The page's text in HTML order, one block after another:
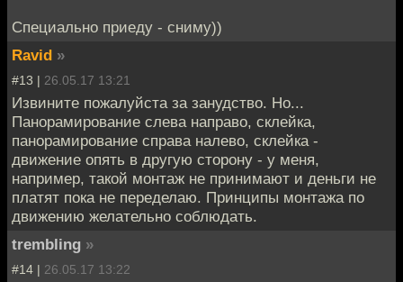
Специально приеду - сниму))
Ravid »
#13 | 26.05.17 13:21
Извините пожалуйста за занудство. Но...
Панорамирование слева направо, склейка,
панорамирование справа налево, склейка -
движение опять в другую сторону - у меня,
например, такой монтаж не принимают и деньги не
платят пока не переделаю. Принципы монтажа по
движению желательно соблюдать.
trembling »
#14 | 26.05.17 13:22